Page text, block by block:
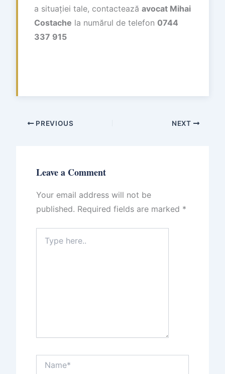
a situației tale, contactează avocat Mihai
Costache la numărul de telefon 0744
337 915
PREVIOUS NEXT
Leave a Comment
Your email address will not be
published. Required fields are marked *
here..